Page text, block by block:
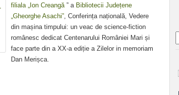
filiala „Ion Creangă” a Bibliotecii Județene
„Gheorghe Asachi”, Conferința națională, Vedere
din mașina timpului: un veac de science-fiction
românesc dedicat Centenarului României Mari și
face parte din a XX-a ediție a Zilelor in memoriam
Dan Merișca.